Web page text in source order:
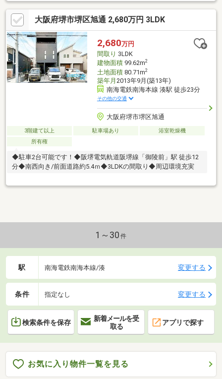
大阪府堺市堺区旭通 2,680万円 3LDK
2,680万円
間取り 3LDK
建物面積99.62m2
土地面積80.71m2
築年月 2013年9月(築13年)
南海電鉄南海本線 湊駅 徒歩23分
その他の交通
大阪府堺市堺区旭通
3階建て以上 駐車場あり
浴室乾燥機
所有権
◆駐車2台可能です！◆阪堺電気軌道阪堺線「御陵前」駅 徒歩12
分◆南西向き/前面道路約5.4ｍ◆3LDKの間取り◆周辺環境充実
1～30 件
駅 南海電鉄南海本線/湊 変更する
条件 指定なし 変更する
検索条件を保存
新着メールを受
取る
アプリで探す
お気に入り物件一覧を見る